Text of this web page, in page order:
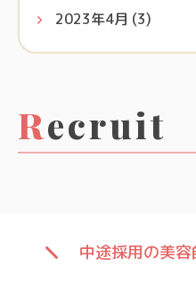
2023年4月 (3)
Recruit
中途採用の美容